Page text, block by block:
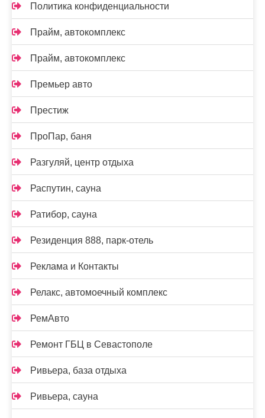
Политика конфиденциальности
Прайм, автокомплекс
Прайм, автокомплекс
Премьер авто
Престиж
ПроПар, баня
Разгуляй, центр отдыха
Распутин, сауна
Ратибор, сауна
Резиденция 888, парк-отель
Реклама и Контакты
Релакс, автомоечный комплекс
РемАвто
Ремонт ГБЦ в Севастополе
Ривьера, база отдыха
Ривьера, сауна